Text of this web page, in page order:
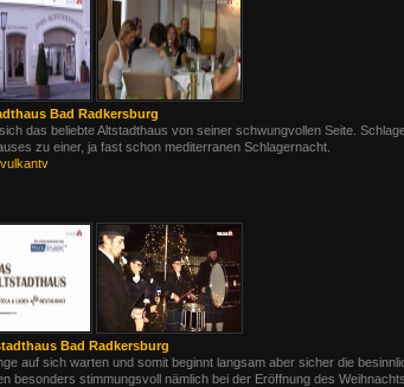
Bad Radkersburg
das beliebte Altstadthaus von seiner schwungvollen Seite.
zu einer, ja fast schon mediterranen Schlagernacht.
vulkantv
Bad Radkersburg
auf sich warten und somit beginnt langsam aber sicher die
besonders stimmungsvoll nämlich bei der Eröffnung des